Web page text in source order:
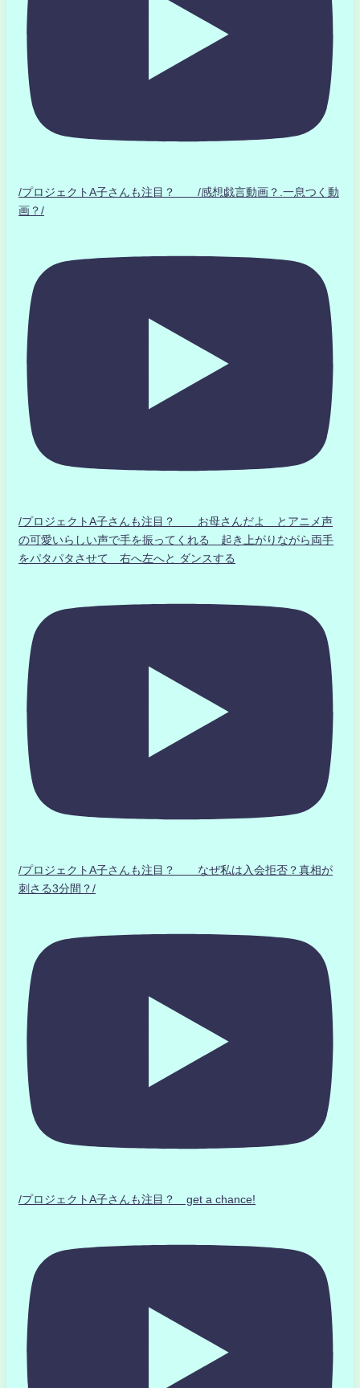
/プロジェクトA子さんも注目？ /感想戯言動画？.一息つく動
画？/
/プロジェクトA子さんも注目？ お母さんだよ とアニメ声
の可愛いらしい声で手を振ってくれる 起き上がりながら両手
をパタパタさせて 右へ左へと ダンスする
/プロジェクトA子さんも注目？ なぜ私は入会拒否？真相が
刺さる3分間？/
/プロジェクトA子さんも注目？ get a chance!